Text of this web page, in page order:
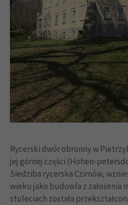
Rycerski dwór obronny w
jej górnej części (Hohen-
Siedziba rycerska Czirnów,
wieku jako budowla z założenia
stuleciach została